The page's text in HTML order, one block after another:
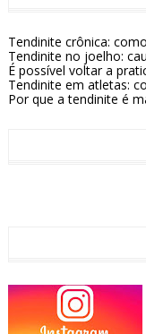
Tendinite crônica:
Tendinite no joelho:
É possível voltar a
Tendinite em atletas:
Por que a tendinite é